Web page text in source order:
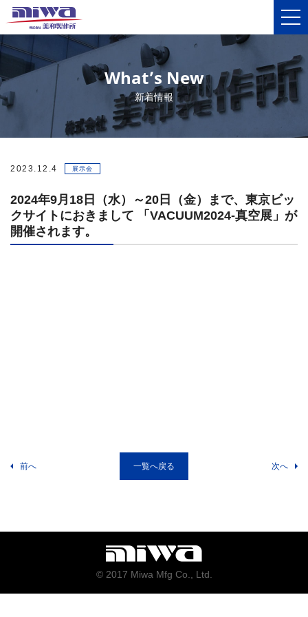
What’s New
新着情報
2023.12.4 展示会
2024年9月18日（水）～20日（金）まで、東京ビッ
クサイトにおきまして 「VACUUM2024-真空展」が
開催されます。
次へ
前へ 一覧へ戻る
© 2017 Miwa Mfg Co., Ltd.